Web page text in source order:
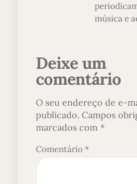
música e
Deixe um
comentário
O seu endereço de e-
publicado. Campos
marcados com *
Comentário*